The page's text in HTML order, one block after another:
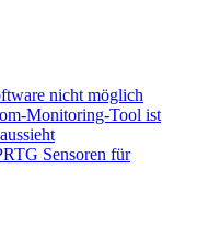
nicht möglich
Monitoring-Tool ist
Sensoren für